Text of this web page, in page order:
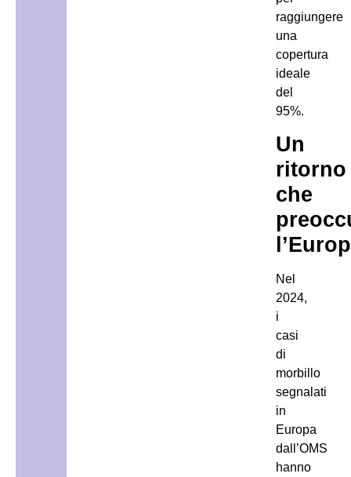
raggiungere
una
copertura
ideale
del
95%.
Un
ritorno
che
Nel
2024,
i
casi
di
morbillo
segnalati
in
Europa
dall’OMS
hanno